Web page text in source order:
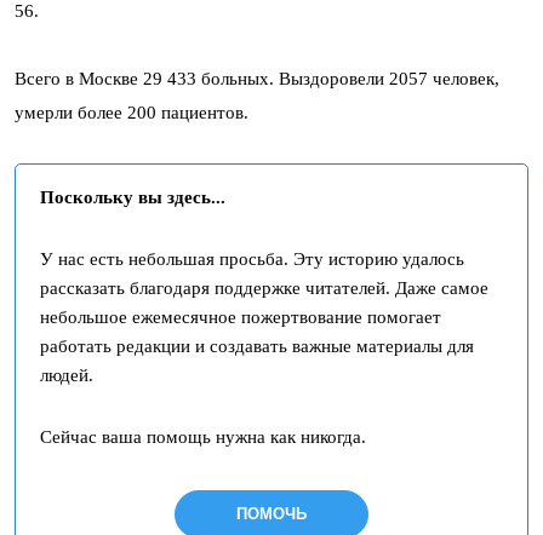
56.
Всего в Москве 29 433 больных. Выздоровели 2057 человек,
умерли более 200 пациентов.
Поскольку вы здесь...
У нас есть небольшая просьба. Эту историю удалось
рассказать благодаря поддержке читателей. Даже самое
небольшое ежемесячное пожертвование помогает
работать редакции и создавать важные материалы для
людей.
Сейчас ваша помощь нужна как никогда.
ПОМОЧЬ